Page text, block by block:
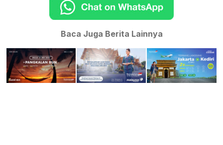
Baca Juga Berita Lainnya